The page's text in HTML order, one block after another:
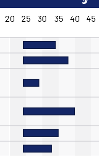
20 25 30 35 40 45